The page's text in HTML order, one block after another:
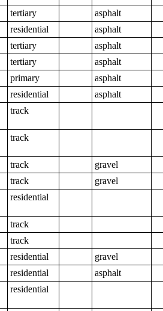
tertiary
asphalt
residential
asphalt
tertiary
asphalt
tertiary
asphalt
primary
asphalt
residential
asphalt
track
track
track
gravel
track
gravel
residential
track
track
residential
gravel
residential
asphalt
residential